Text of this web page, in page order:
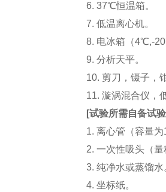
6. 37℃恒温箱。
7. 低温离心机。
8. 电冰箱（4℃,-
9. 分析天平。
10. 剪刀，镊子，
11. 漩涡混合仪，
[试验所需自备试
1. 离心管（容量为
2. 一次性吸头（
3. 纯净水或蒸馏水
4. 坐标纸。